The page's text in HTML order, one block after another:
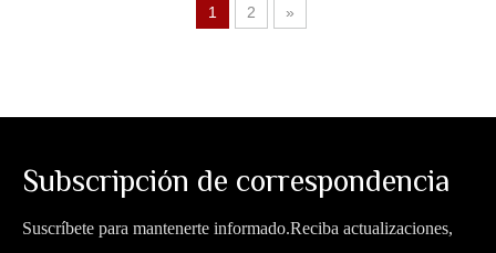
1 2 »
Subscripción de correspondencia
Suscríbete para mantenerte informado.Reciba actualizaciones,